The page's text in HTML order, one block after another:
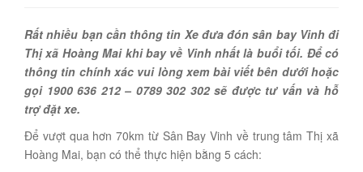
Rất nhiều bạn cần thông tin Xe đưa đón sân bay Vinh đi
Thị xã Hoàng Mai khi bay về Vinh nhất là buổi tối. Để có
thông tin chính xác vui lòng xem bài viết bên dưới hoặc
gọi 1900 636 212 – 0789 302 302 sẽ được tư vấn và hỗ
trợ đặt xe.
Để vượt qua hơn 70km từ Sân Bay Vinh về trung tâm Thị xã
Hoàng Mai, bạn có thể thực hiện bằng 5 cách: